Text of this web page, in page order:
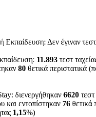
Εκπαίδευση: Δεν έγιναν τεστ
11.893 τεστ
80 θετικά περιστατικά
διενεργήθηκαν 6620 τεστ
και εντοπίστηκαν 76 θετικά
1,15%)